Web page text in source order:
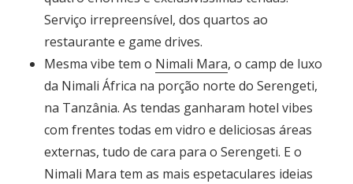
Serviço irrepreensível, dos quartos ao
restaurante e game drives.
Mesma vibe tem o Nimali Mara, o camp de luxo
da Nimali África na porção norte do Serengeti,
na Tanzânia. As tendas ganharam hotel vibes
com frentes todas em vidro e deliciosas áreas
externas, tudo de cara para o Serengeti. E o
Nimali Mara tem as mais espetaculares ideias